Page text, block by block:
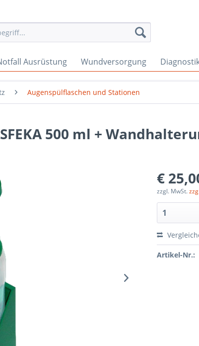
Ausrüstung Wundversorgung
Augenspülflaschen und Stationen
500 ml +
€
zzgl. MwSt.
Artikel-Nr.: